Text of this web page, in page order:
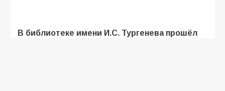
В библиотеке имени И.С. Тургенева прошёл